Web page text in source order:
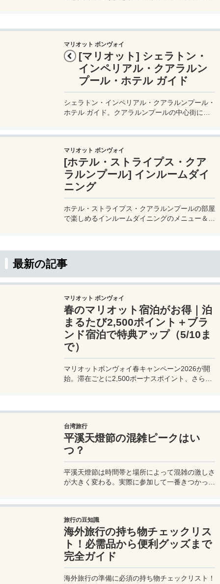
マリオット ボンヴォイ
[マリオット] シェラトン・
インペリアル・クアラルン
プール・ホテル ガイド
シェラトン・インペリアル・クアラルンプール・
ホテル ガイド。クアラルンプールの中心街にほ
マリオット ボンヴォイ
[ホテル・ストライプス・クア
ラルンプール] インルームダイ
ニング
ホテル・ストライプス・クアラルンプールの部屋
で楽しめるインルームダイニングのメニュー＆料
最新の記事
マリオット ボンヴォイ
春のマリオット宿泊がお得｜泊
まるたび2,500ポイント＋ブラ
ンド宿泊で特典アップ（5/10ま
で）
マリオットボンヴォイ春キャンペーン2026が開
始。滞在ごとに2,500ボーナスポイント、さらに
台湾旅行
平溪天燈節の混雑ピークはい
つ？
平溪天燈節は時間帯と場所によって混雑の激しさ
が大きく変わる。実際に参加して一番きつかった
旅行の豆知識
海外旅行の持ち物チェックリス
ト！必需品から便利グッズまで
完全ガイド
海外旅行の準備に必須の持ち物チェックリスト！